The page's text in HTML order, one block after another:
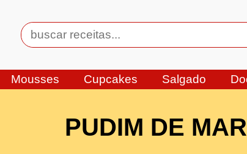
Mousses Cupcakes Salgado
PUDIM DE